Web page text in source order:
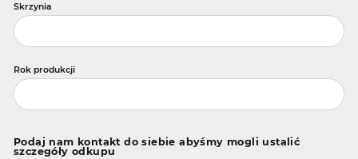
Skrzynia
Rok produkcji
Podaj nam kontakt do siebie abyśmy mogli ustalić
szczegóły odkupu